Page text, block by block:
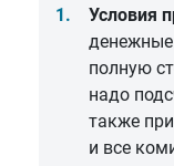
Условия
денежные
полную
надо
также
и все